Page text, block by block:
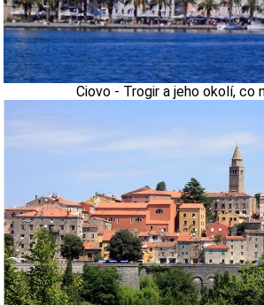
Ciovo - Trogir a jeho okolí, co